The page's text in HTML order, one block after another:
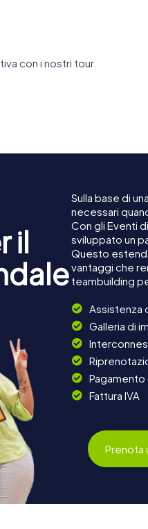
con i nostri tour.
il
Sulla base di
necessari
Con gli Eventi
sviluppato un
Questo
vantaggi che
teambuilding
Assistenza
Galleria di
Pagamento
Fattura IVA
Prenota